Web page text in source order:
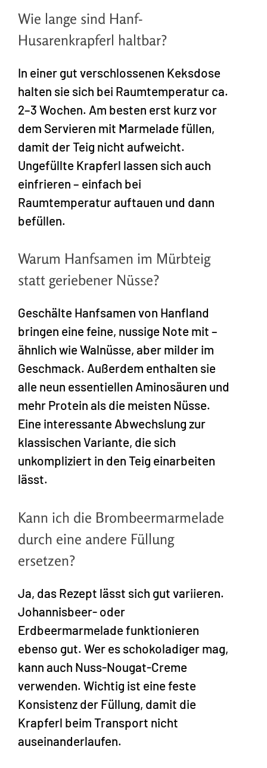
Wie lange sind Hanf-
Husarenkrapferl haltbar?
In einer gut verschlossenen Keksdose
halten sie sich bei Raumtemperatur ca.
2–3 Wochen. Am besten erst kurz vor
dem Servieren mit Marmelade füllen,
damit der Teig nicht aufweicht.
Ungefüllte Krapferl lassen sich auch
einfrieren – einfach bei
Raumtemperatur auftauen und dann
befüllen.
Warum Hanfsamen im Mürbteig
statt geriebener Nüsse?
Geschälte Hanfsamen von Hanfland
bringen eine feine, nussige Note mit –
ähnlich wie Walnüsse, aber milder im
Geschmack. Außerdem enthalten sie
alle neun essentiellen Aminosäuren und
mehr Protein als die meisten Nüsse.
Eine interessante Abwechslung zur
klassischen Variante, die sich
unkompliziert in den Teig einarbeiten
lässt.
Kann ich die Brombeermarmelade
durch eine andere Füllung
ersetzen?
Ja, das Rezept lässt sich gut variieren.
Johannisbeer- oder
Erdbeermarmelade funktionieren
ebenso gut. Wer es schokoladiger mag,
kann auch Nuss-Nougat-Creme
verwenden. Wichtig ist eine feste
Konsistenz der Füllung, damit die
Krapferl beim Transport nicht
auseinanderlaufen.